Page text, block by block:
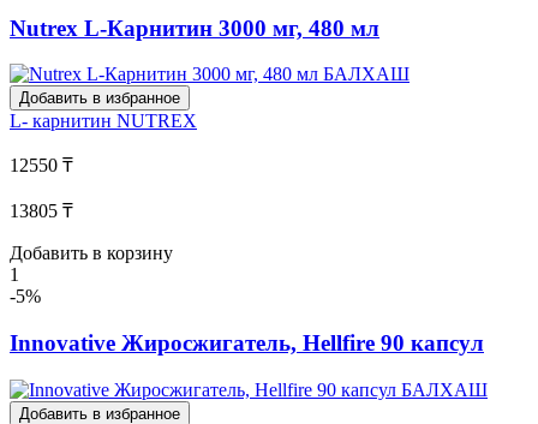
Nutrex L-Карнитин 3000 мг, 480 мл
Добавить в избранное
L- карнитин NUTREX
12550 ₸
13805 ₸
Добавить в корзину
1
-5%
Innovative Жиросжигатель, Hellfire 90 капсул
Добавить в избранное